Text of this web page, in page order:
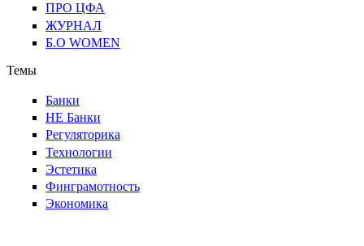
ПРО ЦФА
ЖУРНАЛ
Б.О WOMEN
Темы
Банки
НЕ Банки
Регуляторика
Технологии
Эстетика
Финграмотность
Экономика